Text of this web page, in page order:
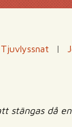
Tjuvlyssnat |
stängas då